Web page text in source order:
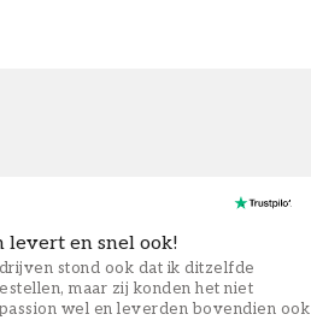
levert en snel ook!
stond ook dat ik ditzelfde
maar zij konden het niet
wel en leverden bovendien ook